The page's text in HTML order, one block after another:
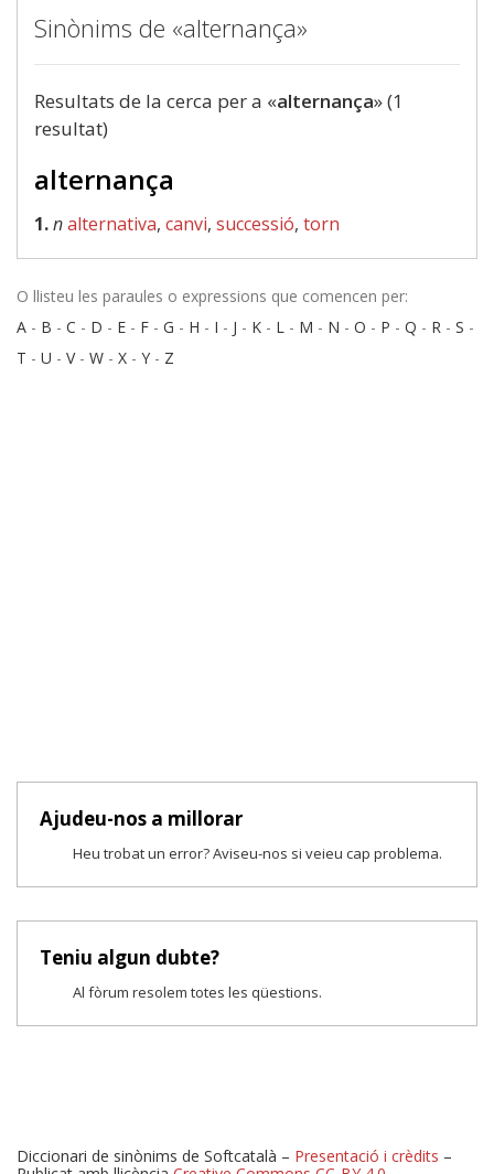
Sinònims de «alternança»
Resultats de la cerca per a «alternança» (1
resultat)
alternança
1.nalternativa, canvi, successió, torn
O llisteu les paraules o expressions que comencen per:
A - B - C - D - E - F - G - H - I - J - K - L - M - N - O - P - Q - R - S -
T - U - V- W - X - Y - Z
Ajudeu-nos a millorar
Heu trobat un error? Aviseu-nos si veieu cap problema.
Teniu algun dubte?
Al fòrum resolem totes les qüestions.
Diccionari de sinònims de Softcatalà – Presentació i crèdits –